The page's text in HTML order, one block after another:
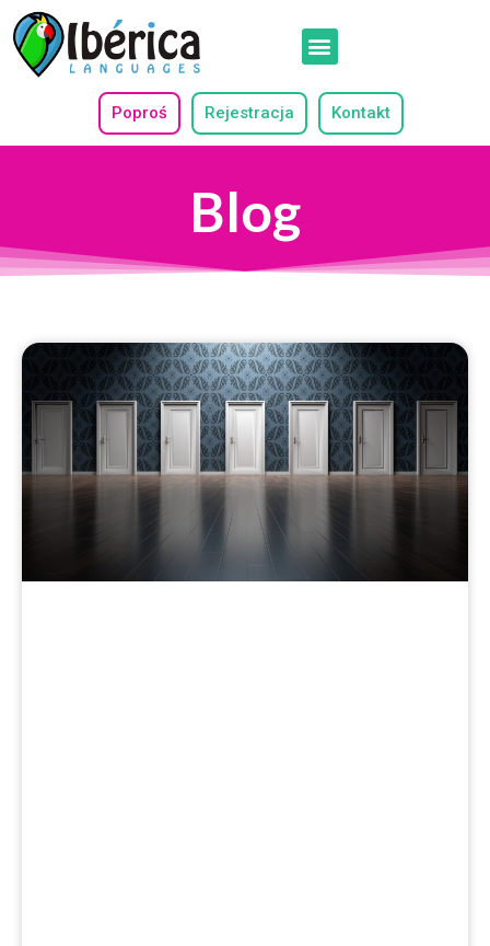
Poproś Rejestracja Kontakt
Blog